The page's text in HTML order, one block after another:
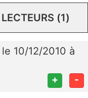
(1)
le 10/12/2010 à
+ -